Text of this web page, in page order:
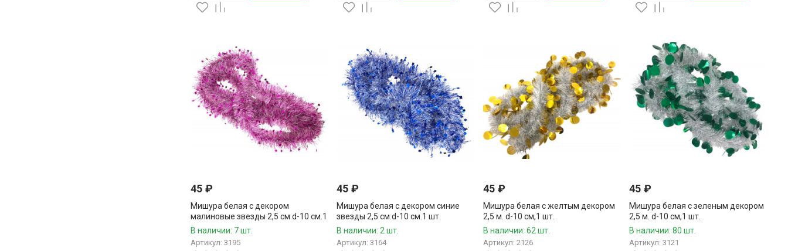
45 ₽
Мишура белая с декором
малиновые звезды 2,5 см.d-10 см.1
шт.
В наличии: 7 шт.
Артикул: 3195
45₽
Мишура белая с декором синие
звезды 2,5 см.d-10 см.1 шт.
В наличии: 2 шт.
Артикул: 3164
45 ₽
Мишура белая с желтым декором
2,5 м. d-10 см,1 шт.
В наличии: 62 шт.
Артикул: 2126
45₽
Мишура белая с зеленым декором
2,5 м. d-10 см,1 шт.
В наличии: 80 шт.
Артикул: 3121